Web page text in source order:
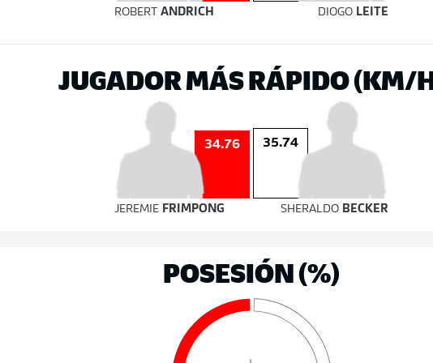
ROBERTANDRICH DIOGO LEITE
JUGADOR MÁS RÁPIDO (KM/
34.76 35.74
JEREMIE FRIMPONG SHERALDO BECKER
POSESIÓN (%)